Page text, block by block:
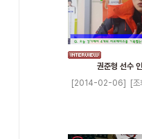
권준형 선수
[2014-02-06]
[